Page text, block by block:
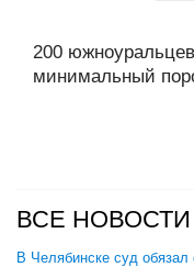
200
минимальный
ВСЕ НОВОСТИ
В Челябинске суд обязал